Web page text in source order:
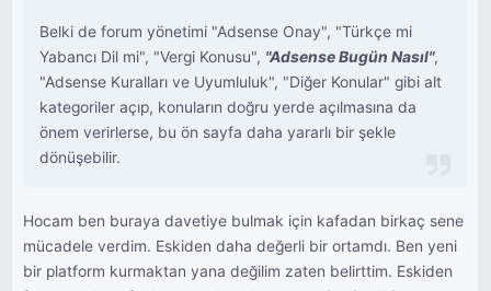
Belki de forum yönetimi "Adsense Onay", "Türkçe mi
Yabancı Dil mi", "Vergi Konusu", "Adsense Bugün Nasıl",
"Adsense Kuralları ve Uyumluluk", "Diğer Konular" gibi alt
kategoriler açıp, konuların doğru yerde açılmasına da
önem verirlerse, bu ön sayfa daha yararlı bir şekle
dönüşebilir.
Hocam ben buraya davetiye bulmak için kafadan birkaç sene
mücadele verdim. Eskiden daha değerli bir ortamdı. Ben yeni
bir platform kurmaktan yana değilim zaten belirttim. Eskiden